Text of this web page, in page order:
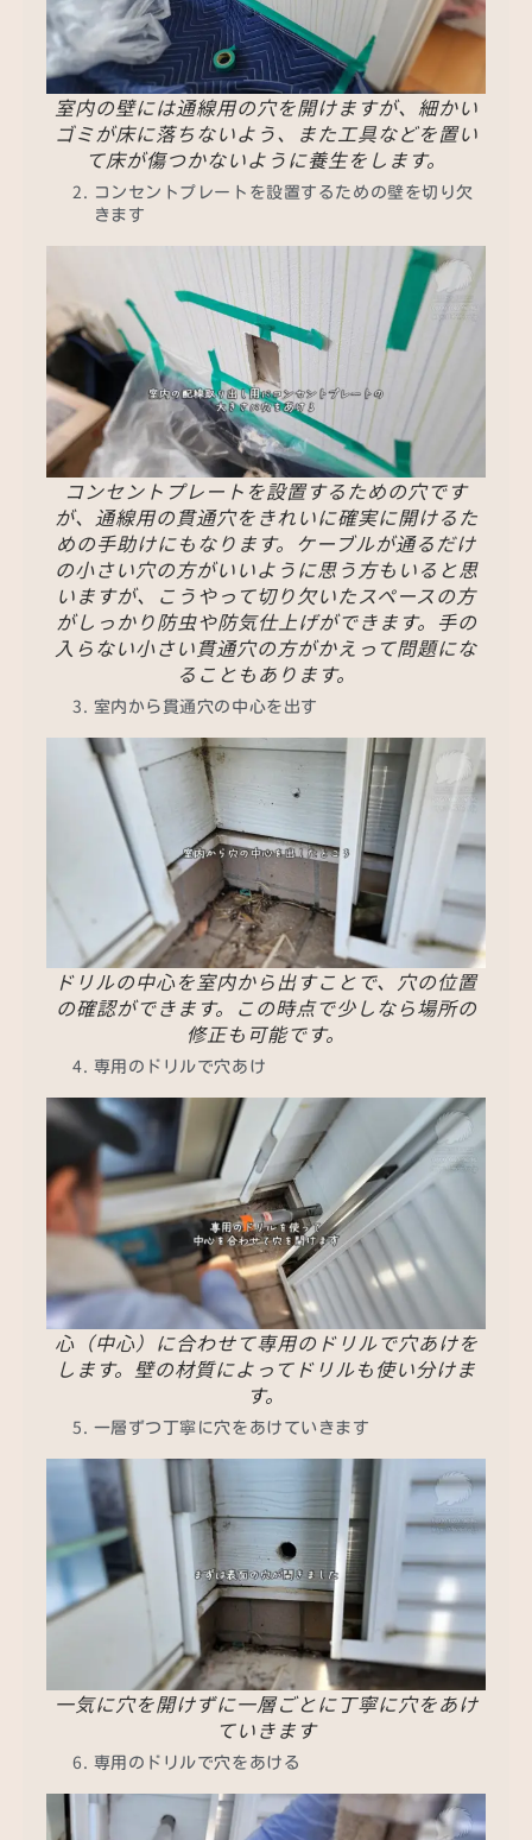
室内の壁には通線用の穴を開けますが、細かい
ゴミが床に落ちないよう、また工具などを置い
て床が傷つかないように養生をします。
コンセントプレートを設置するための壁を切り欠
きます
コンセントプレートを設置するための穴です
が、通線用の貫通穴をきれいに確実に開けるた
めの手助けにもなります。ケーブルが通るだけ
の小さい穴の方がいいように思う方もいると思
いますが、こうやって切り欠いたスペースの方
がしっかり防虫や防気仕上げができます。手の
入らない小さい貫通穴の方がかえって問題にな
ることもあります。
室内から貫通穴の中心を出す
ドリルの中心を室内から出すことで、穴の位置
の確認ができます。この時点で少しなら場所の
修正も可能です。
専用のドリルで穴あけ
心（中心）に合わせて専用のドリルで穴あけを
します。壁の材質によってドリルも使い分けま
す。
一層ずつ丁寧に穴をあけていきます
一気に穴を開けずに一層ごとに丁寧に穴をあけ
ていきます
専用のドリルで穴をあける